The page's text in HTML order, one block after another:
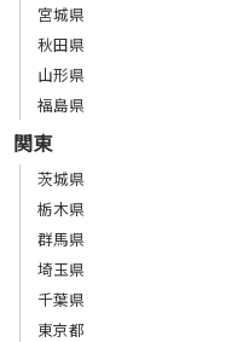
宮城県
秋田県
山形県
福島県
関東
茨城県
栃木県
群馬県
埼玉県
千葉県
東京都